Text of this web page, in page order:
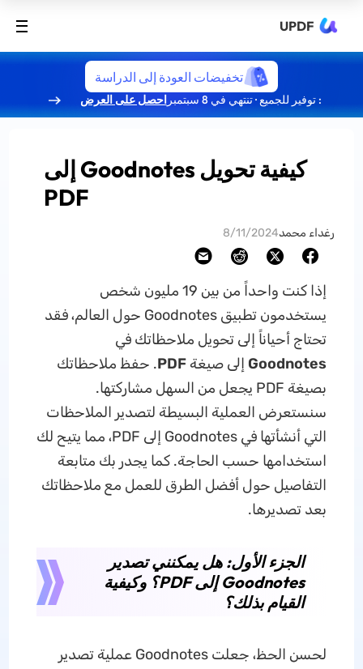
UPDF
تخفيضات العودة إلى الدراسة
: توفير للجميع · تنتهي في 8 سبتمبر احصل على العرض
كيفية تحويل Goodnotes إلى
PDF
رغداء محمد8/11/2024
إذا كنت واحداً من بين 19 مليون شخص
يستخدمون تطبيق Goodnotes حول العالم، فقد
تحتاج أحياناً إلى تحويل ملاحظاتك في
Goodnotes إلى صيغة PDF. حفظ ملاحظاتك
بصيغة PDF يجعل من السهل مشاركتها.
سنستعرض العملية البسيطة لتصدير الملاحظات
التي أنشأتها في Goodnotes إلى PDF، مما يتيح لك
استخدامها حسب الحاجة. كما يجدر بك متابعة
التفاصيل حول أفضل الطرق للعمل مع ملاحظاتك
بعد تصديرها.
الجزء الأول: هل يمكنني تصدير
Goodnotes إلى PDF؟ وكيفية
القيام بذلك؟
لحسن الحظ، جعلت Goodnotes عملية تصدير